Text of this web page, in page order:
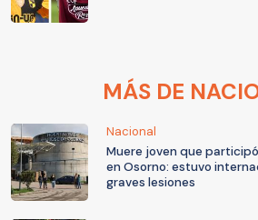
MÁS DE
Nacional
Muere joven que
en Osorno: estuvo
graves lesiones